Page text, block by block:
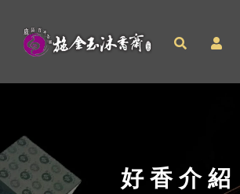
好 香 介 紹